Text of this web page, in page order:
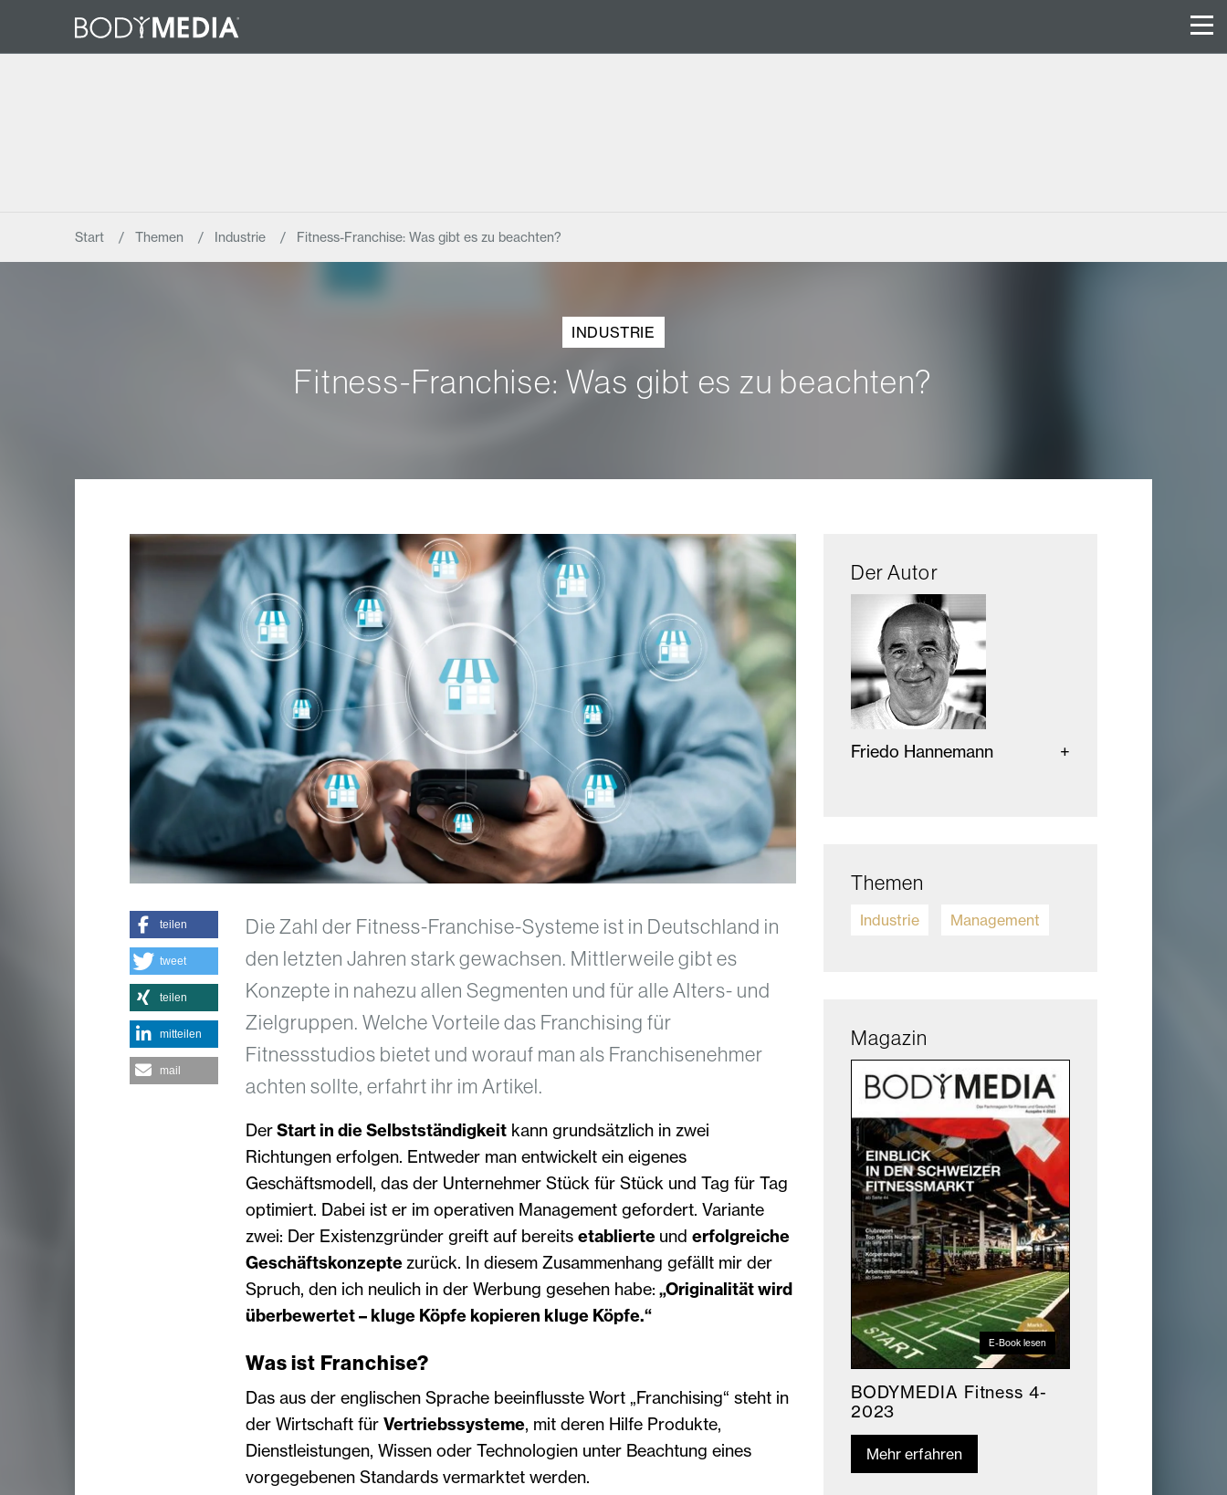
Start Themen Industrie Fitness-Franchise: Was gibt es zu beachten?
INDUSTRIE
Fitness-Franchise: Was gibt es zu beachten?
Die Zahl der Fitness-Franchise-Systeme ist in Deutschland in
den letzten Jahren stark gewachsen. Mittlerweile gibt es
Konzepte in nahezu allen Segmenten und für alle Alters- und
Zielgruppen. Welche Vorteile das Franchising für
Fitnessstudios bietet und worauf man als Franchisenehmer
achten sollte, erfahrt ihr im Artikel.
DerStart in die Selbstständigkeitkann grundsätzlich in zwei
Richtungen erfolgen. Entweder man entwickelt ein eigenes
Geschäftsmodell, das der Unternehmer Stück für Stück und Tag für Tag
optimiert. Dabei ist er im operativen Management gefordert. Variante
zwei: Der Existenzgründer greift auf bereits etablierte und erfolgreiche
Geschäftskonzeptezurück. In diesem Zusammenhang gefällt mir der
Spruch, den ich neulich in der Werbung gesehen habe: „Originalität wird
überbewertet – kluge Köpfe kopieren kluge Köpfe.“
Was ist Franchise?
Das aus der englischen Sprache beeinflusste Wort „Franchising“ steht in
der Wirtschaft für Vertriebssysteme, mit deren Hilfe Produkte,
Dienstleistungen, Wissen oder Technologien unter Beachtung eines
vorgegebenen Standards vermarktet werden.
teilen
tweet
teilen
mitteilen
mail
Der Autor
Friedo Hannemann
Themen
Industrie Management
Magazin
E-Book lesen
BODYMEDIA Fitness 4-
2023
Mehr erfahren